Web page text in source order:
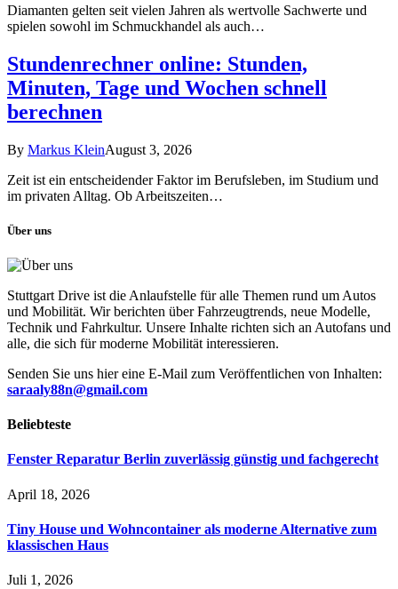
Diamanten gelten seit vielen Jahren als wertvolle Sachwerte und
spielen sowohl im Schmuckhandel als auch…
Stundenrechner online: Stunden,
Minuten, Tage und Wochen schnell
berechnen
By Markus KleinAugust 3, 2026
Zeit ist ein entscheidender Faktor im Berufsleben, im Studium und
im privaten Alltag. Ob Arbeitszeiten…
Über uns
Stuttgart Drive ist die Anlaufstelle für alle Themen rund um Autos
und Mobilität. Wir berichten über Fahrzeugtrends, neue Modelle,
Technik und Fahrkultur. Unsere Inhalte richten sich an Autofans und
alle, die sich für moderne Mobilität interessieren.
Senden Sie uns hier eine E-Mail zum Veröffentlichen von Inhalten:
saraaly88n@gmail.com
Beliebteste
Fenster Reparatur Berlin zuverlässig günstig und fachgerecht
April 18, 2026
Tiny House und Wohncontainer als moderne Alternative zum
klassischen Haus
Juli 1, 2026